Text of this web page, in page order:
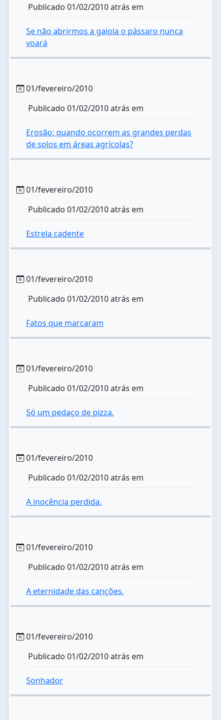
Publicado 01/02/2010 atrás em
Se não abrirmos a gaiola o pássaro nunca
voará
01/fevereiro/2010
Publicado 01/02/2010 atrás em
Erosão: quando ocorrem as grandes perdas
de solos em áreas agrícolas?
01/fevereiro/2010
Publicado 01/02/2010 atrás em
Estrela cadente
01/fevereiro/2010
Publicado 01/02/2010 atrás em
Fatos que marcaram
01/fevereiro/2010
Publicado 01/02/2010 atrás em
Só um pedaço de pizza.
01/fevereiro/2010
Publicado 01/02/2010 atrás em
A inocência perdida.
01/fevereiro/2010
Publicado 01/02/2010 atrás em
A eternidade das canções.
01/fevereiro/2010
Publicado 01/02/2010 atrás em
Sonhador